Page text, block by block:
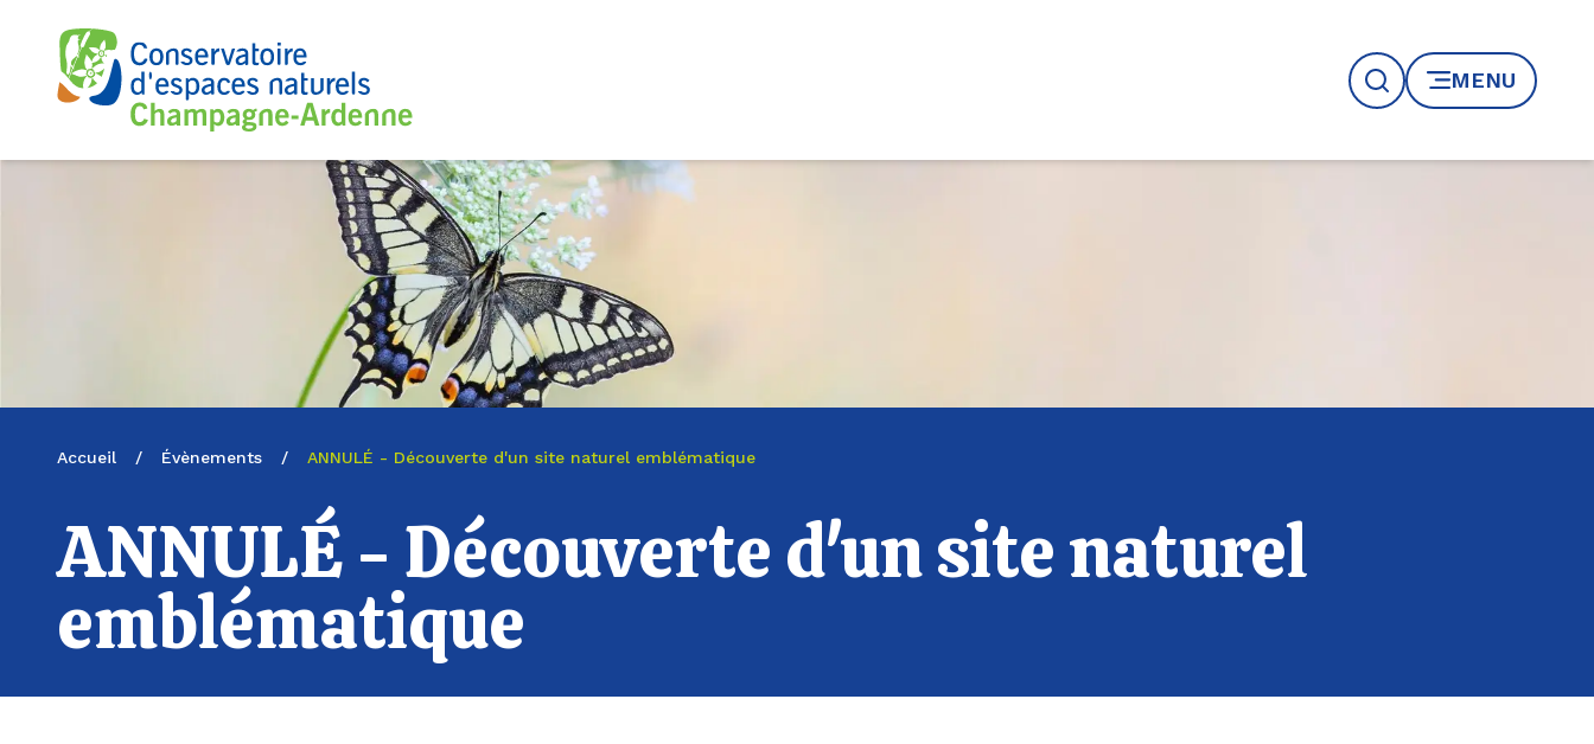
Logo du CENCA
RechercheMENU
Accueil / Évènements / ANNULÉ - Découverte d'un site naturel emblématique
ANNULÉ - Découverte d'un site naturel
emblématique